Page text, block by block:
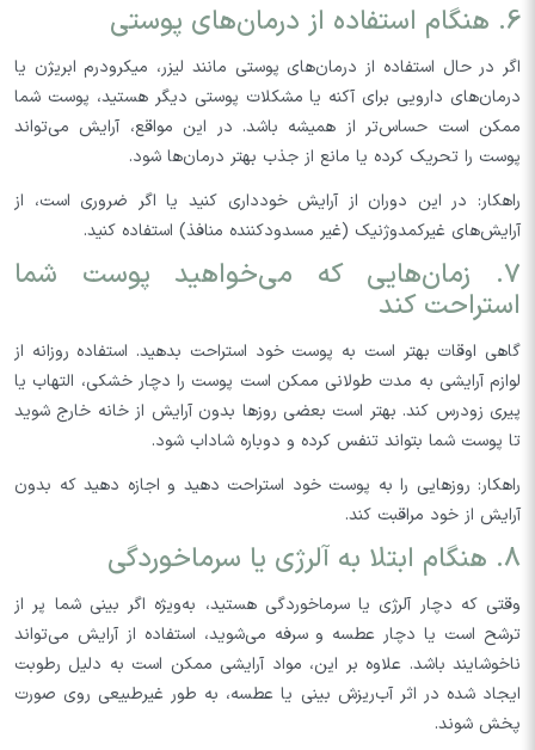
6. هنگام استفاده از درمان‌های پوستی
اگر در حال استفاده از درمان‌های پوستی مانند لیزر، میکرودرم ابریژن یا
درمان‌های دارویی برای آکنه یا مشکلات پوستی دیگر هستید، پوست شما
ممکن است حساس‌تر از همیشه باشد. در این مواقع، آرایش می‌تواند
پوست را تحریک کرده یا مانع از جذب بهتر درمان‌ها شود.
راهکار: در این دوران از آرایش خودداری کنید یا اگر ضروری است، از
آرایش‌های غیرکمدوژنیک (غیر مسدودکننده منافذ) استفاده کنید.
7. زمان‌هایی که می‌خواهید پوست شما
استراحت کند
گاهی اوقات بهتر است به پوست خود استراحت بدهید. استفاده روزانه از
لوازم آرایشی به مدت طولانی ممکن است پوست را دچار خشکی، التهاب یا
پیری زودرس کند. بهتر است بعضی روزها بدون آرایش از خانه خارج شوید
تا پوست شما بتواند تنفس کرده و دوباره شاداب شود.
راهکار: روزهایی را به پوست خود استراحت دهید و اجازه دهید که بدون
آرایش از خود مراقبت کند.
8. هنگام ابتلا به آلرژی یا سرماخوردگی
وقتی که دچار آلرژی یا سرماخوردگی هستید، به‌ویژه اگر بینی شما پر از
ترشح است یا دچار عطسه و سرفه می‌شوید، استفاده از آرایش می‌تواند
ناخوشایند باشد. علاوه بر این، مواد آرایشی ممکن است به دلیل رطوبت
ایجاد شده در اثر آب‌ریزش بینی یا عطسه، به طور غیرطبیعی روی صورت
پخش شوند.